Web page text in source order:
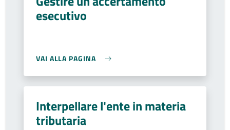
esecutivo
VAI ALLA PAGINA
Interpellare l'ente in materia
tributaria